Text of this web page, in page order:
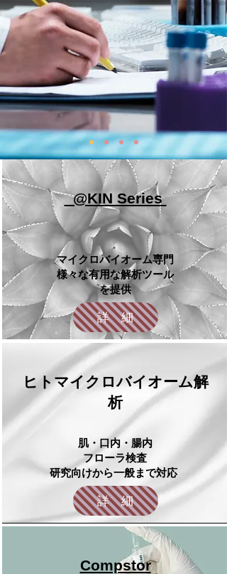
​ @KIN Series
マイクロバイオーム専門
様々な有用な解析ツール
を提供​
詳 細
​ヒトマイクロバイオーム解
析
肌・口内・腸内
フローラ検査
研究向けから一般まで対応
詳 細
Compstor